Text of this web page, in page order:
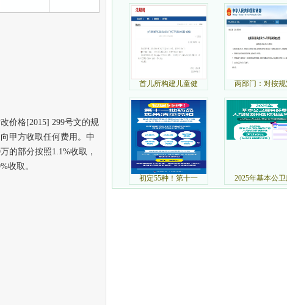
价格[2015] 299号文的规
甲方收取任何费用。中
的部分按照1.1%收取，
收取。